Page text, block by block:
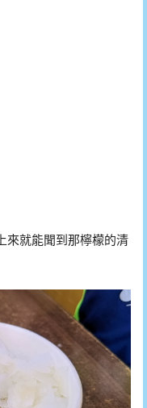
來就能聞到那檸檬的清